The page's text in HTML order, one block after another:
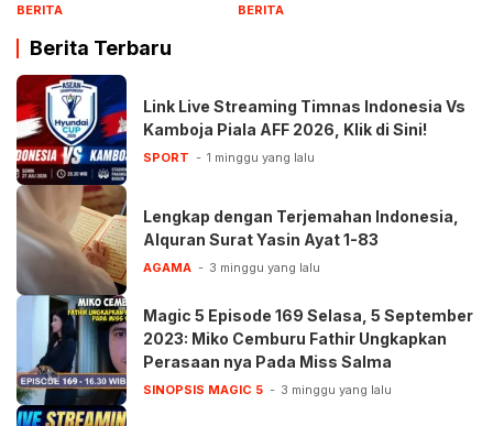
BERITA BERITA
Berita Terbaru
Link Live Streaming Timnas Indonesia Vs
Kamboja Piala AFF 2026, Klik di Sini!
SPORT 1 minggu yang lalu
Lengkap dengan Terjemahan Indonesia,
Alquran Surat Yasin Ayat 1-83
AGAMA 3 minggu yang lalu
Magic 5 Episode 169 Selasa, 5 September
2023: Miko Cemburu Fathir Ungkapkan
Perasaan nya Pada Miss Salma
SINOPSIS MAGIC 5 3 minggu yang lalu